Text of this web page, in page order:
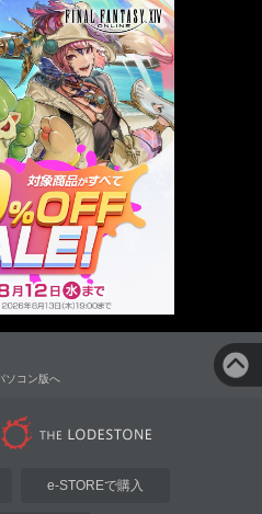
ソコン版へ
e-STOREで購入